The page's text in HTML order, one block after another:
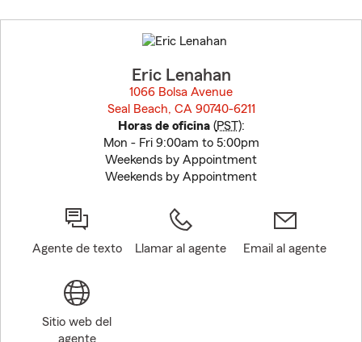
to
before
Eric Lenahan
1066 Bolsa Avenue
Seal Beach, CA 90740-6211
Horas de oficina(PST):
Mon - Fri 9:00am to 5:00pm
Weekends by Appointment
Weekends by Appointment
Agente de texto Llamar al agente Email al agente
Sitio web del
agente